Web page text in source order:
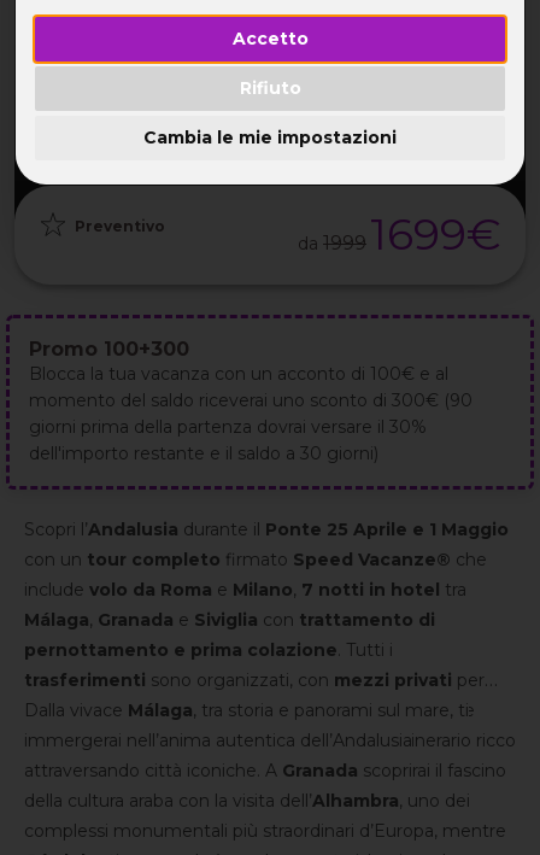
Accetto
Rifiuto
Cambia le mie impostazioni
25 Apr
Preventivo
da 1999 1699€
Promo 100+300
Blocca la tua vacanza con un acconto di 100€ e al
momento del saldo riceverai uno sconto di 300€ (90
giorni prima della partenza dovrai versare il 30%
dell'importo restante e il saldo a 30 giorni)
Scopri l’Andalusia durante il Ponte 25 Aprile e 1 Maggio
con un tour completo firmato Speed Vacanze® che
include volo da Roma e Milano, 7 notti in hotel tra
Málaga, Granada e Siviglia con trattamento di
pernottamento e prima colazione. Tutti i
trasferimenti sono organizzati, con mezzi privati per
l’intero itinerario, assistente parlante italiano all’arrivo e
guide locali in italianodurante le visite. Un itinerario ricco
diexperience già incluse, tra cultura, storia e scenari
unici,
Dalla vivace Málaga, tra storia e panorami sul mare, ti
immergerai nell’anima autentica dell’Andalusia
attraversando città iconiche. A Granada scoprirai il fascino
della cultura araba con la visita dell’Alhambra, uno dei
complessi monumentali più straordinari d’Europa, mentre